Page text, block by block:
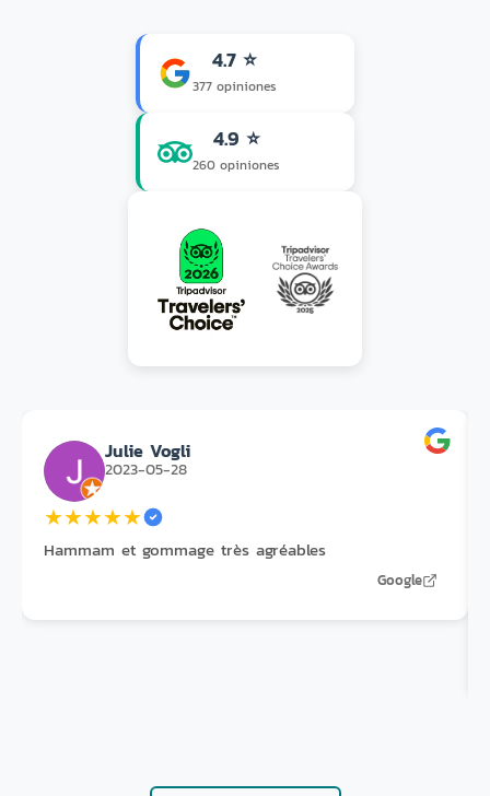
4.7 ⭐
377 opiniones
4.9 ⭐
260 opiniones
Julie Vogli
2023-05-28
★★★★★
Hammam et gommage très agréables
Google